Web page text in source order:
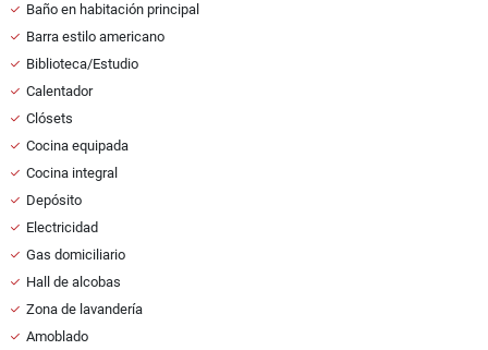
Baño en habitación principal
Barra estilo americano
Biblioteca/Estudio
Calentador
Clósets
Cocina equipada
Cocina integral
Depósito
Electricidad
Gas domiciliario
Hall de alcobas
Zona de lavandería
Amoblado